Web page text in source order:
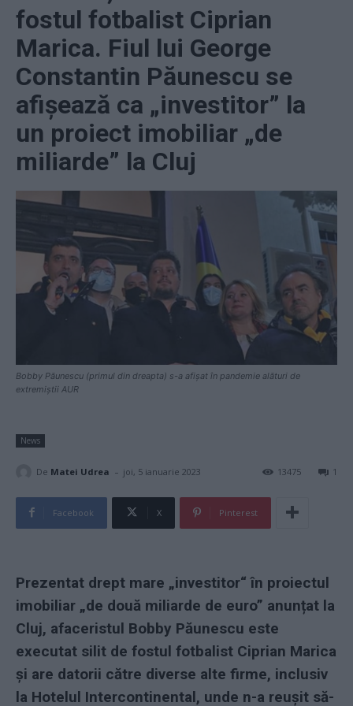
fostul fotbalist Ciprian
Marica. Fiul lui George
Constantin Păunescu se
afișează ca „investitor” la
un proiect imobiliar „de
miliarde” la Cluj
Bobby Păunescu (primul din dreapta) s-a afișat în pandemie alături de
extremiștii AUR
News
De Matei Udrea - joi, 5 ianuarie 2023 1
13475
Facebook X Pinterest
Prezentat drept mare „investitor“ în proiectul
imobiliar „de două miliarde de euro” anunțat la
Cluj, afaceristul Bobby Păunescu este
executat silit de fostul fotbalist Ciprian Marica
și are datorii către diverse alte firme, inclusiv
la Hotelul Intercontinental, unde n-a reușit să-